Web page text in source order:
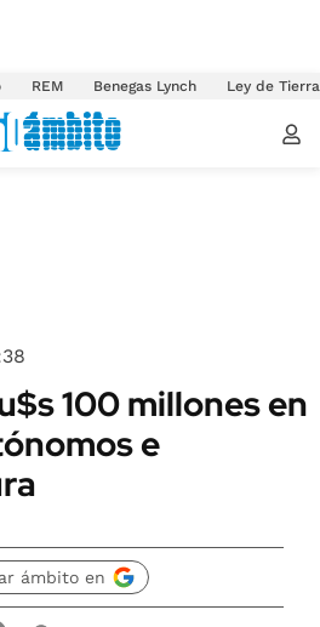
REM Benegas Lynch Ley de
100 millones en
e
ámbito en